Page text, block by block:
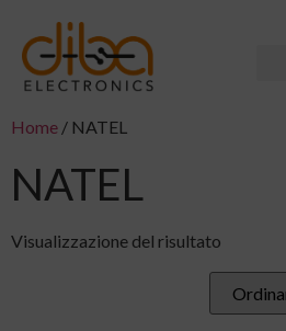
Home / NATEL
NATEL
Visualizzazione del risultato